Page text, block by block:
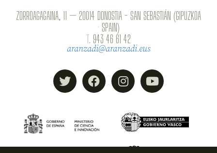
ZORROAGAGAINA, 11 — 20014 DONOSTIA - SAN SEBASTIÁN (GIPUZKOA
· SPAIN)
T. 943 46 61 42
aranzadi@aranzadi.eus